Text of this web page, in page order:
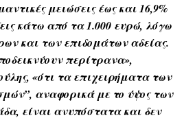
μειώσεις έως και 16,9%
κάτω από τα 1.000 ευρώ, λόγω
και των επιδομάτων αδείας.
περίτρανα»,
«ότι τα επιχειρήματα των
αναφορικά με το ύψος των
είναι ανυπόστατα και δεν